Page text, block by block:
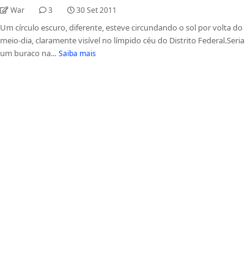
War 3 30 Set 2011
Um círculo escuro, diferente, esteve circundando o sol por volta do
meio-dia, claramente visível no límpido céu do Distrito Federal.Seria
um buraco na... Saiba mais